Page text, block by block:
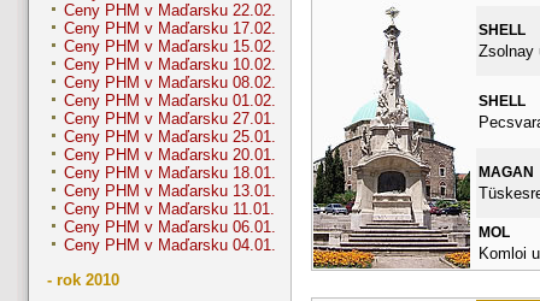
Ceny PHM v Maďarsku 22.02.
Ceny PHM v Maďarsku 17.02.
Ceny PHM v Maďarsku 15.02.
Ceny PHM v Maďarsku 10.02.
Ceny PHM v Maďarsku 08.02.
Ceny PHM v Maďarsku 01.02.
Ceny PHM v Maďarsku 27.01.
Ceny PHM v Maďarsku 25.01.
Ceny PHM v Maďarsku 20.01.
Ceny PHM v Maďarsku 18.01.
Ceny PHM v Maďarsku 13.01.
Ceny PHM v Maďarsku 11.01.
Ceny PHM v Maďarsku 06.01.
Ceny PHM v Maďarsku 04.01.
- rok 2010
SHELL
Zsolnay
SHELL
MAGAN
MOL
Komloi